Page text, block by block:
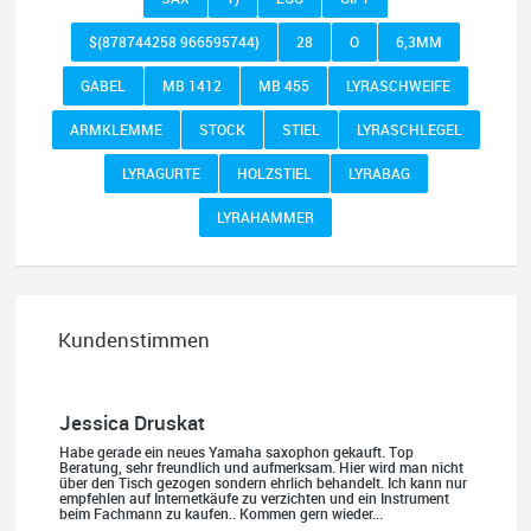
${878744258 966595744} 28 O 6,3MM
GABEL MB 1412 MB 455 LYRASCHWEIFE
ARMKLEMME STOCK STIEL LYRASCHLEGEL
LYRAGURTE HOLZSTIEL LYRABAG
LYRAHAMMER
Kundenstimmen
Jessica Druskat
Habe gerade ein neues Yamaha saxophon gekauft. Top
Beratung, sehr freundlich und aufmerksam. Hier wird man nicht
über den Tisch gezogen sondern ehrlich behandelt. Ich kann nur
empfehlen auf Internetkäufe zu verzichten und ein Instrument
beim Fachmann zu kaufen.. Kommen gern wieder...